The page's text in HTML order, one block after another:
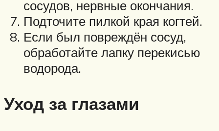
сосудов, нервные окончания.
Подточите пилкой края когтей.
Если был повреждён сосуд,
обработайте лапку перекисью
водорода.
Уход за глазами